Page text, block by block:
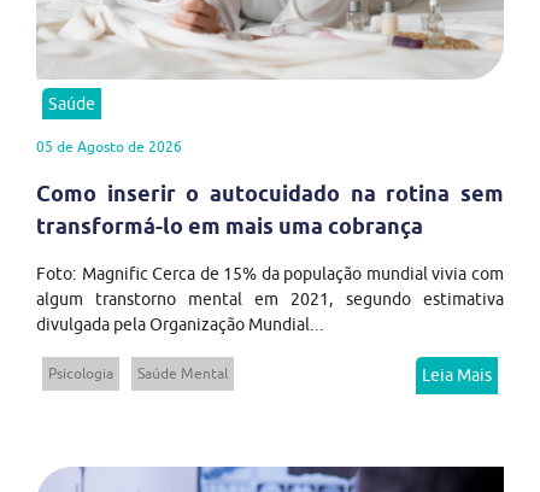
Saúde
05 de Agosto de 2026
Como inserir o autocuidado na rotina sem
transformá-lo em mais uma cobrança
Foto: Magnific Cerca de 15% da população mundial vivia com
algum transtorno mental em 2021, segundo estimativa
divulgada pela Organização Mundial...
Psicologia Saúde Mental Leia Mais